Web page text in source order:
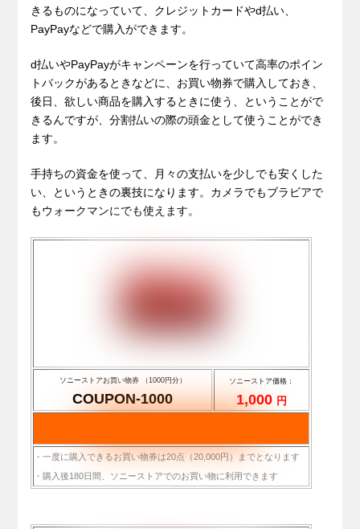
きるものになっていて、クレジットカードやd払い、
PayPayなどで購入ができます。
d払いやPayPayがキャンペーンを行っていて高率のポイン
トバックがあるときなどに、お買い物券で購入しておき、
後日、欲しい商品を購入するときに使う、ということがで
きるんですが、分割払いの際の頭金として使うことができ
ます。
手持ちの資金を使って、月々の支払いを少しでも安くした
い、というときの裏技になります。カメラでもブラビアで
もウォークマンにでも使えます。
ソニーストアお買い物券 （1000円分）
COUPON-1000
ソニーストア価格：
1,000 円
・一度に購入できるお買い物券は20点（20,000円）までとなります
・購入後180日間、ソニーストアでのお買い物に利用できます